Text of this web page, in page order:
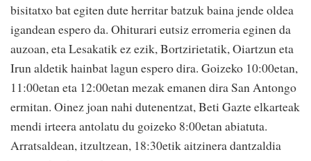
bisitatxo bat egiten dute herritar batzuk baina jende oldea
igandean espero da. Ohiturari eutsiz erromeria eginen da
auzoan, eta Lesakatik ez ezik, Bortzirietatik, Oiartzun eta
Irun aldetik hainbat lagun espero dira. Goizeko 10:00etan,
11:00etan eta 12:00etan mezak emanen dira San Antongo
ermitan. Oinez joan nahi dutenentzat, Beti Gazte elkarteak
mendi irteera antolatu du goizeko 8:00etan abiatuta.
Arratsaldean, itzultzean, 18:30etik aitzinera dantzaldia